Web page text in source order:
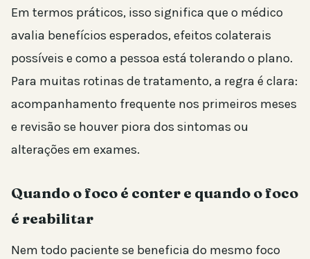
Em termos práticos, isso significa que o médico
avalia benefícios esperados, efeitos colaterais
possíveis e como a pessoa está tolerando o plano.
Para muitas rotinas de tratamento, a regra é clara:
acompanhamento frequente nos primeiros meses
e revisão se houver piora dos sintomas ou
alterações em exames.
Quando o foco é conter e quando o foco
é reabilitar
Nem todo paciente se beneficia do mesmo foco